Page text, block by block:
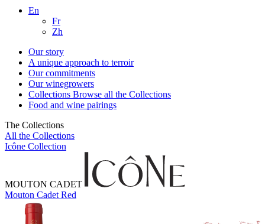
En
Fr
Zh
Our story
A unique approach to terroir
Our commitments
Our winegrowers
Collections Browse all the Collections
Food and wine pairings
The Collections
All the Collections
Icône Collection
MOUTON CADET
Mouton Cadet Red